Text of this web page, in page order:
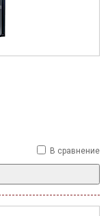
В сравнение